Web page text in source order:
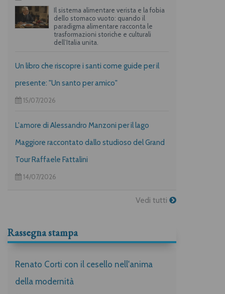
Il sistema alimentare verista e la fobia
dello stomaco vuoto: quando il
paradigma alimentare racconta le
trasformazioni storiche e culturali
dell’Italia unita.
Un libro che riscopre i santi come guide per il
presente: "Un santo per amico"
15/07/2026
L'amore di Alessandro Manzoni per il lago
Maggiore raccontato dallo studioso del Grand
Tour Raffaele Fattalini
14/07/2026
Vedi tutti
Rassegna stampa
Renato Corti con il cesello nell'anima
della modernità